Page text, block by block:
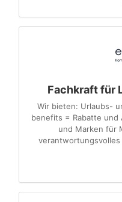
Fachkraft für
Wir bieten: Urlaubs-
benefits = Rabatte
und Marken für